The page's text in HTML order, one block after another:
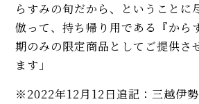
らすみの旬だから、ということに
倣って、持ち帰り用である『から
期のみの限定商品としてご提供さ
ます」
※2022年12月12日追記：三越伊